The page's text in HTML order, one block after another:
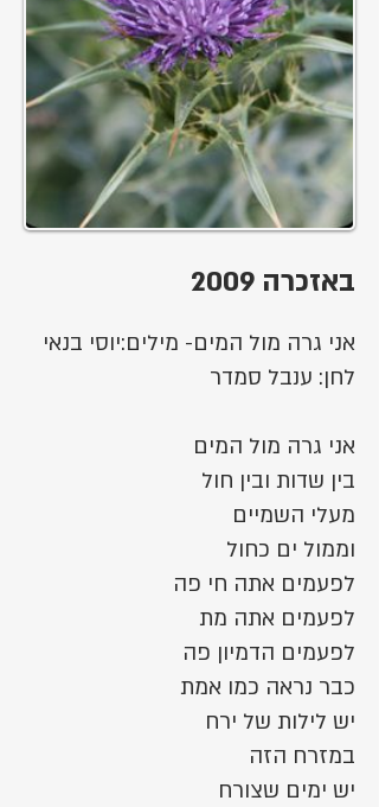
באזכרה 2009
אני גרה מול המים- מילים:יוסי בנאי
לחן: ענבל סמדר
אני גרה מול המים
בין שדות ובין חול
מעלי השמיים
וממול ים כחול
לפעמים אתה חי פה
לפעמים אתה מת
לפעמים הדמיון פה
כבר נראה כמו אמת
יש לילות של ירח
במזרח הזה
יש ימים שצורח